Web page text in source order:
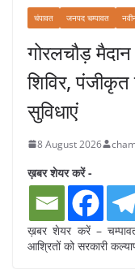
चंपावत जनपद चम्पावत
गोरलचौड़
शिविर,
सुविधाएं
8 August 2026
ख़बर शेयर करें -
ख़बर शेयर करें –
आश्रितों को सरकारी